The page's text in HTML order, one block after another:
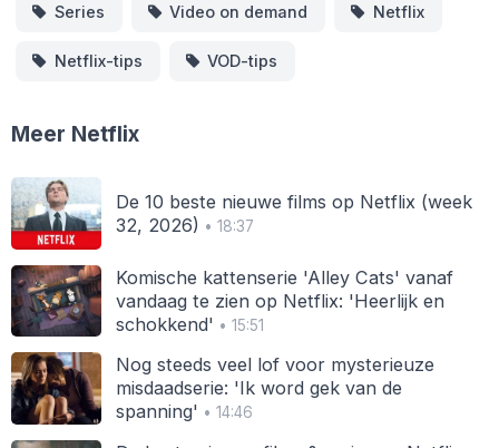
Series Video on demand Netflix
Netflix-tips VOD-tips
Meer Netflix
De 10 beste nieuwe films op Netflix (week
32, 2026) • 18:37
Komische kattenserie 'Alley Cats' vanaf
vandaag te zien op Netflix: 'Heerlijk en
schokkend' • 15:51
Nog steeds veel lof voor mysterieuze
misdaadserie: 'Ik word gek van de
spanning' • 14:46